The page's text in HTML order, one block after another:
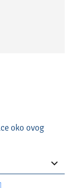
oko ovog